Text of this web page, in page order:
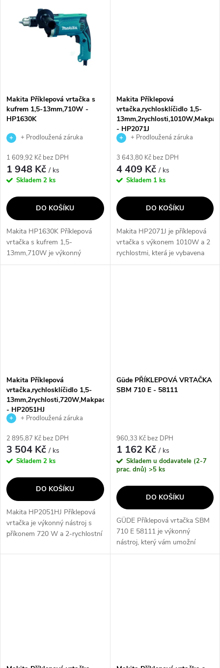
výkonnému...
Makita Příklepová vrtačka s
kufrem 1,5-13mm,710W -
HP1630K
+ Prodloužená záruka
1 609,92 Kč bez DPH
1 948 Kč/ ks
Skladem 2 ks
DO KOŠÍKU
Makita HP1630K Příklepová
vrtačka s kufrem 1,5-
13mm,710W je výkonný
nástroj s 710 W motorem a
Makita Příklepová
vrtačka,rychlosklíčidlo 1,5-
13mm,2rychlosti,1010W,Makpac
- HP2071J
+ Prodloužená záruka
3 643,80 Kč bez DPH
4 409 Kč/ ks
Skladem 1 ks
DO KOŠÍKU
Makita HP2071J je příklepová
vrtačka s výkonem 1010W a 2
rychlostmi, která je vybavena
rychlosklíčidlem o rozsahu 1,5-
Makita Příklepová
vrtačka,rychlosklíčidlo 1,5-
13mm,2rychlosti,720W,Makpac
- HP2051HJ
+ Prodloužená záruka
2 895,87 Kč bez DPH
3 504 Kč/ ks
Skladem 2 ks
DO KOŠÍKU
Makita HP2051HJ Příklepová
vrtačka je výkonný nástroj s
příkonem 720 W a 2-rychlostní
regulaci otáček. Díky spolehlivé
Güde PŘÍKLEPOVÁ VRTAČKA
SBM 710 E - 58111
960,33 Kč bez DPH
1 162 Kč/ ks
Skladem u dodavatele (2-7
prac. dnů) >5 ks
DO KOŠÍKU
GÜDE Příklepová vrtačka SBM
710 E 58111 je výkonný
nástroj, který vám umožní
snadno a rychle provádět vrtání